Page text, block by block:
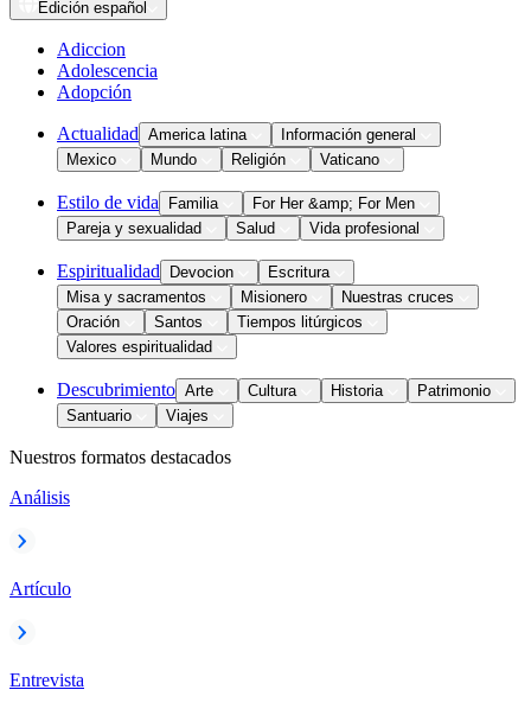
Edición español
Adiccion
Adolescencia
Adopción
Actualidad America latina
Información general
Mexico
Mundo Religión Vaticano
Estilo de vida Familia
For Her &amp; For Men
Pareja y sexualidad
Salud Vida profesional
Espiritualidad Devocion
Escritura
Misa y sacramentos
Misionero
Nuestras cruces
Oración
Santos
Tiempos litúrgicos
Valores espiritualidad
Descubrimiento Arte Cultura Historia
Patrimonio
Santuario
Viajes
Nuestros formatos destacados
Análisis
Artículo
Entrevista